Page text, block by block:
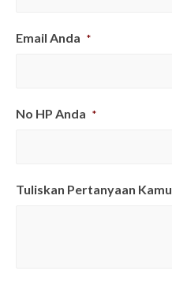
Email Anda *
No HP Anda *
Tuliskan Pertanyaan Kamu